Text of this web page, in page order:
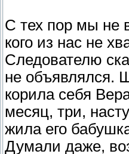
С тех пор мы не
кого из нас не
Следователю
не объявлялся.
корила себя
месяц, три,
жила его
Думали даже,